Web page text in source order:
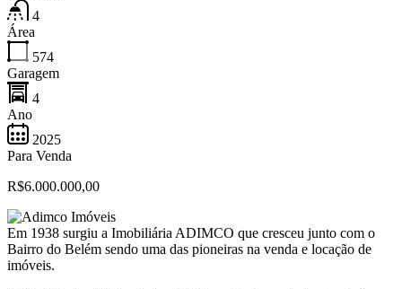
4
Área
574
Garagem
4
Ano
2025
Para Venda
R$6.000.000,00
Em 1938 surgiu a Imobiliária ADIMCO que cresceu junto com o
Bairro do Belém sendo uma das pioneiras na venda e locação de
imóveis.